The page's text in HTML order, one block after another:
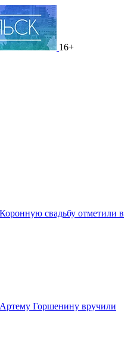
16+
Коронную свадьбу отметили в
Артему Горшенину вручили